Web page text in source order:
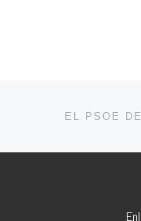
A LA LISTA DE